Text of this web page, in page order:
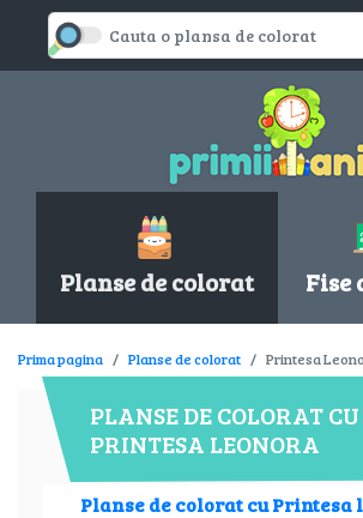
Planse de colorat Fise
Prima pagina Planse de colorat Printesa
PLANSE DE COLORAT CU
PRINTESA LEONORA
Planse de colorat cu Printesa